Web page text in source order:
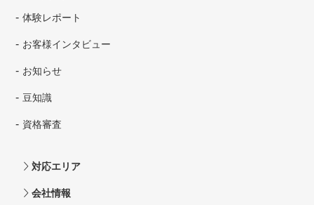
体験レポート
お客様インタビュー
お知らせ
豆知識
資格審査
対応エリア
会社情報